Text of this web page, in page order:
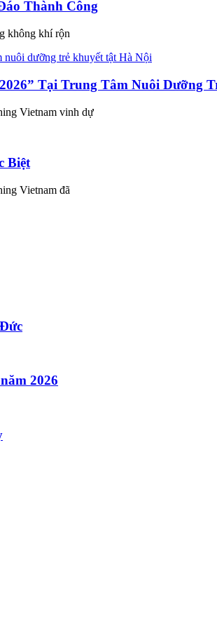
Thành Công
không khí rộn
Tại Trung Tâm Nuôi Dưỡng
Vietnam vinh dự
Biệt
Vietnam đã
2026